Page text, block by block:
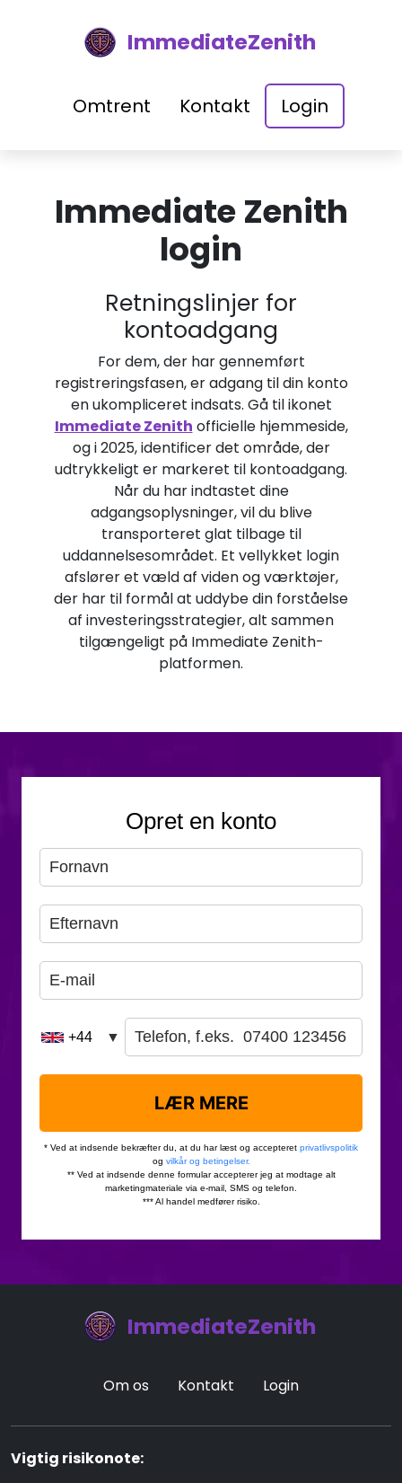
ImmediateZenith
Omtrent Kontakt Login
Immediate Zenith
login
Retningslinjer for
kontoadgang
For dem, der har gennemført
registreringsfasen, er adgang til din konto
en ukompliceret indsats. Gå til ikonet
Immediate Zenith officielle hjemmeside,
og i 2025, identificer det område, der
udtrykkeligt er markeret til kontoadgang.
Når du har indtastet dine
adgangsoplysninger, vil du blive
transporteret glat tilbage til
uddannelsesområdet. Et vellykket login
afslører et væld af viden og værktøjer,
der har til formål at uddybe din forståelse
af investeringsstrategier, alt sammen
tilgængeligt på Immediate Zenith-
platformen.
ImmediateZenith
Om os Kontakt Login
Vigtig risikonote: